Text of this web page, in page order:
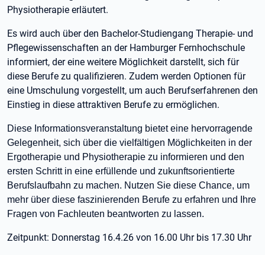
Physiotherapie erläutert.
Es wird auch über den Bachelor-Studiengang Therapie- und
Pflegewissenschaften an der Hamburger Fernhochschule
informiert, der eine weitere Möglichkeit darstellt, sich für
diese Berufe zu qualifizieren. Zudem werden Optionen für
eine Umschulung vorgestellt, um auch Berufserfahrenen den
Einstieg in diese attraktiven Berufe zu ermöglichen.
Diese Informationsveranstaltung bietet eine hervorragende
Gelegenheit, sich über die vielfältigen Möglichkeiten in der
Ergotherapie und Physiotherapie zu informieren und den
ersten Schritt in eine erfüllende und zukunftsorientierte
Berufslaufbahn zu machen. Nutzen Sie diese Chance, um
mehr über diese faszinierenden Berufe zu erfahren und Ihre
Fragen von Fachleuten beantworten zu lassen.
Zeitpunkt: Donnerstag 16.4.26 von 16.00 Uhr bis 17.30 Uhr